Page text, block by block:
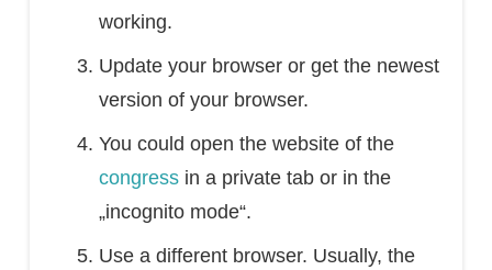
working.
Update your browser or get the newest
version of your browser.
You could open the website of the
congress in a private tab or in the
„incognito mode“.
Use a different browser. Usually, the